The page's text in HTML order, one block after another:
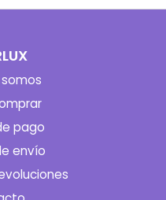
pago
envío